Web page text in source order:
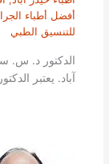
أفضل أطباء
للتنسيق الطبي
الدكتور د. س.
آباد. يعتبر